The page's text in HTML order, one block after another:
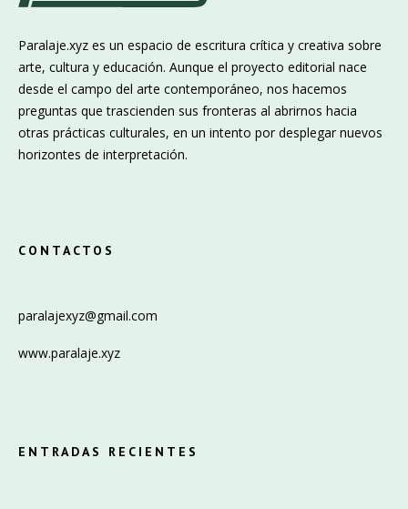
Paralaje.xyz es un espacio de escritura crítica y creativa sobre
arte, cultura y educación. Aunque el proyecto editorial nace
desde el campo del arte contemporáneo, nos hacemos
preguntas que trascienden sus fronteras al abrirnos hacia
otras prácticas culturales, en un intento por desplegar nuevos
horizontes de interpretación.
CONTACTOS
paralajexyz@gmail.com
www.paralaje.xyz
ENTRADAS RECIENTES